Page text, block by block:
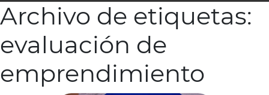
Archivo de etiquetas:
evaluación de
emprendimiento